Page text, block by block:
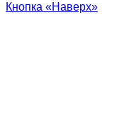
Кнопка «Наверх»